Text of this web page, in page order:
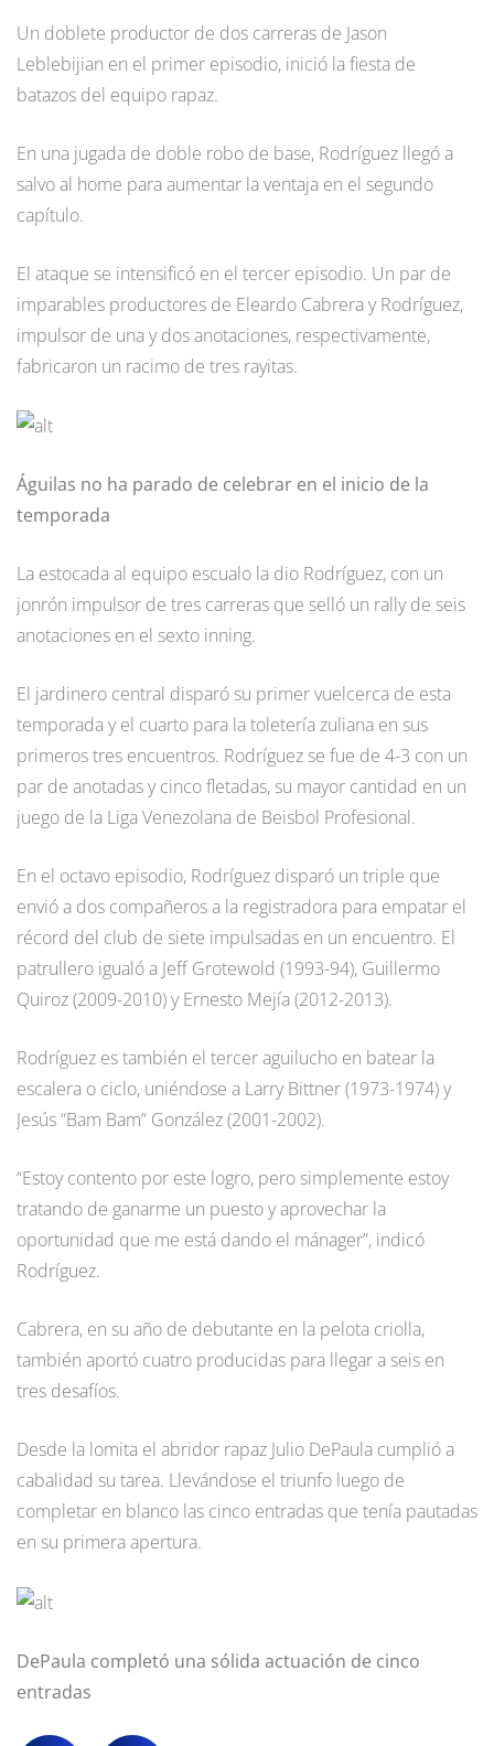
Un doblete productor de dos carreras de Jason
Leblebijian en el primer episodio, inició la fiesta de
batazos del equipo rapaz.
En una jugada de doble robo de base, Rodríguez llegó a
salvo al home para aumentar la ventaja en el segundo
capítulo.
El ataque se intensificó en el tercer episodio. Un par de
imparables productores de Eleardo Cabrera y Rodríguez,
impulsor de una y dos anotaciones, respectivamente,
fabricaron un racimo de tres rayitas.
Águilas no ha parado de celebrar en el inicio de la
temporada
La estocada al equipo escualo la dio Rodríguez, con un
jonrón impulsor de tres carreras que selló un rally de seis
anotaciones en el sexto inning.
El jardinero central disparó su primer vuelcerca de esta
temporada y el cuarto para la toletería zuliana en sus
primeros tres encuentros. Rodríguez se fue de 4-3 con un
par de anotadas y cinco fletadas, su mayor cantidad en un
juego de la Liga Venezolana de Beisbol Profesional.
En el octavo episodio, Rodríguez disparó un triple que
envió a dos compañeros a la registradora para empatar el
récord del club de siete impulsadas en un encuentro. El
patrullero igualó a Jeff Grotewold (1993-94), Guillermo
Quiroz (2009-2010) y Ernesto Mejía (2012-2013).
Rodríguez es también el tercer aguilucho en batear la
escalera o ciclo, uniéndose a Larry Bittner (1973-1974) y
Jesús “Bam Bam” González (2001-2002).
“Estoy contento por este logro, pero simplemente estoy
tratando de ganarme un puesto y aprovechar la
oportunidad que me está dando el mánager”, indicó
Rodríguez.
Cabrera, en su año de debutante en la pelota criolla,
también aportó cuatro producidas para llegar a seis en
tres desafíos.
Desde la lomita el abridor rapaz Julio DePaula cumplió a
cabalidad su tarea. Llevándose el triunfo luego de
completar en blanco las cinco entradas que tenía pautadas
en su primera apertura.
DePaula completó una sólida actuación de cinco
entradas